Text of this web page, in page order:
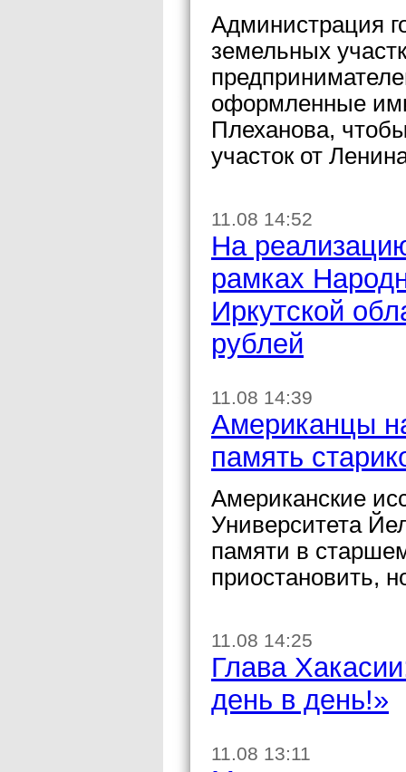
Администрация
земельных
оформленные
Плеханова,
участок от
11.08 14:52
На
рамках
Иркутской
рублей
11.08 14:39
Американцы
память
Американские
Университета
памяти в
приостановить,
11.08 14:25
Глава
день в день!»
11.08 13:11